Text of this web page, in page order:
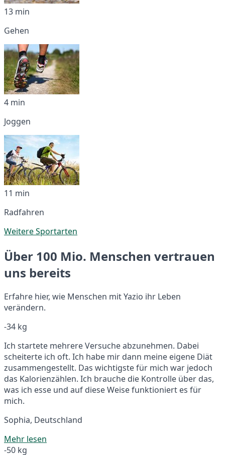
13 min
Gehen
4 min
Joggen
11 min
Radfahren
Weitere Sportarten
Über 100 Mio. Menschen vertrauen
uns bereits
Erfahre hier, wie Menschen mit Yazio ihr Leben
verändern.
-34 kg
Ich startete mehrere Versuche abzunehmen. Dabei
scheiterte ich oft. Ich habe mir dann meine eigene Diät
zusammengestellt. Das wichtigste für mich war jedoch
das Kalorienzählen. Ich brauche die Kontrolle über das,
was ich esse und auf diese Weise funktioniert es für
mich.
Sophia, Deutschland
Mehr lesen
-50 kg